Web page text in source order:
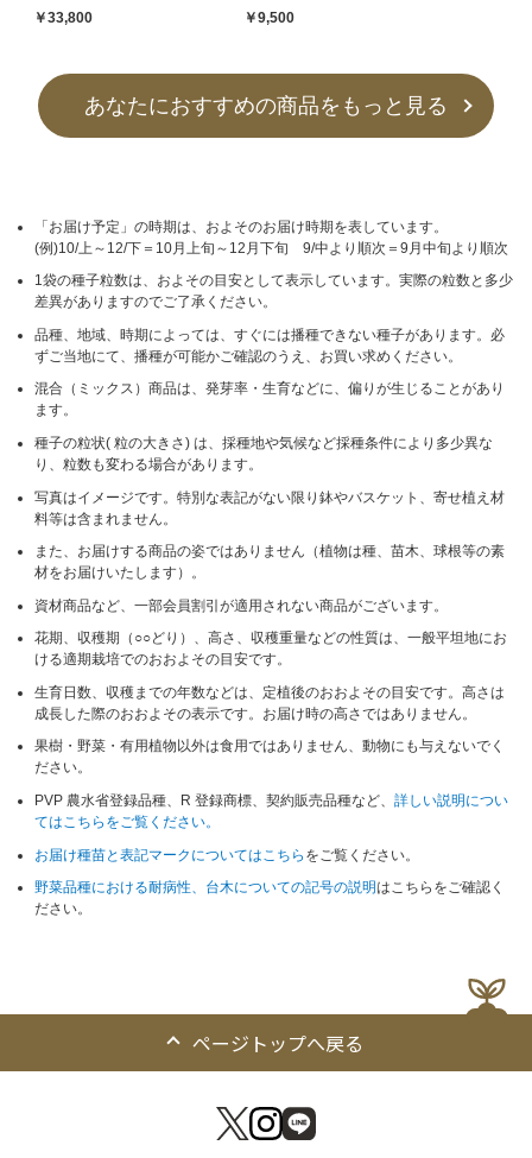
￥33,800
￥9,500
あなたにおすすめの商品をもっと見る
「お届け予定」の時期は、およそのお届け時期を表しています。
(例)10/上～12/下＝10月上旬～12月下旬 9/中より順次＝9月中旬より順次
1袋の種子粒数は、およその目安として表示しています。実際の粒数と多少
差異がありますのでご了承ください。
品種、地域、時期によっては、すぐには播種できない種子があります。必
ずご当地にて、播種が可能かご確認のうえ、お買い求めください。
混合（ミックス）商品は、発芽率・生育などに、偏りが生じることがあり
ます。
種子の粒状( 粒の大きさ) は、採種地や気候など採種条件により多少異な
り、粒数も変わる場合があります。
写真はイメージです。特別な表記がない限り鉢やバスケット、寄せ植え材
料等は含まれません。
また、お届けする商品の姿ではありません（植物は種、苗木、球根等の素
材をお届けいたします）。
資材商品など、一部会員割引が適用されない商品がございます。
花期、収穫期（○○どり）、高さ、収穫重量などの性質は、一般平坦地にお
ける適期栽培でのおおよその目安です。
生育日数、収穫までの年数などは、定植後のおおよその目安です。高さは
成長した際のおおよその表示です。お届け時の高さではありません。
果樹・野菜・有用植物以外は食用ではありません、動物にも与えないでく
ださい。
PVP 農水省登録品種、R 登録商標、契約販売品種など、詳しい説明につい
てはこちらをご覧ください。
お届け種苗と表記マークについてはこちら をご覧ください。
野菜品種における耐病性、台木についての記号の説明はこちらをご確認く
ださい。
ページトップへ戻る